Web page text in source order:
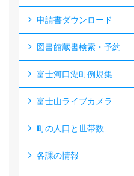
申請書ダウンロード
図書館蔵書検索・予約
富士河口湖町例規集
富士山ライブカメラ
町の人口と世帯数
各課の情報